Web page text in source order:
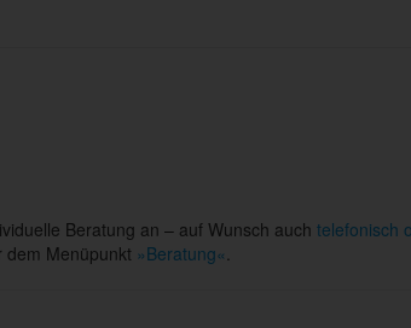
Beratung an – auf Wunsch auch telefonisch
dem Menüpunkt »Beratung«